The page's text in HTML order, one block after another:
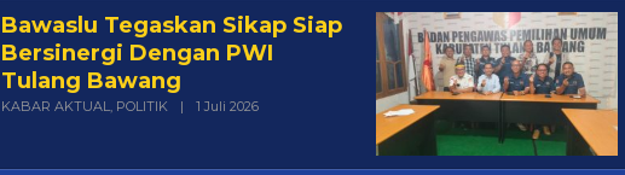
KABAR AKTUAL , POLITIK | 1 Juli 2026Oleh
R
R